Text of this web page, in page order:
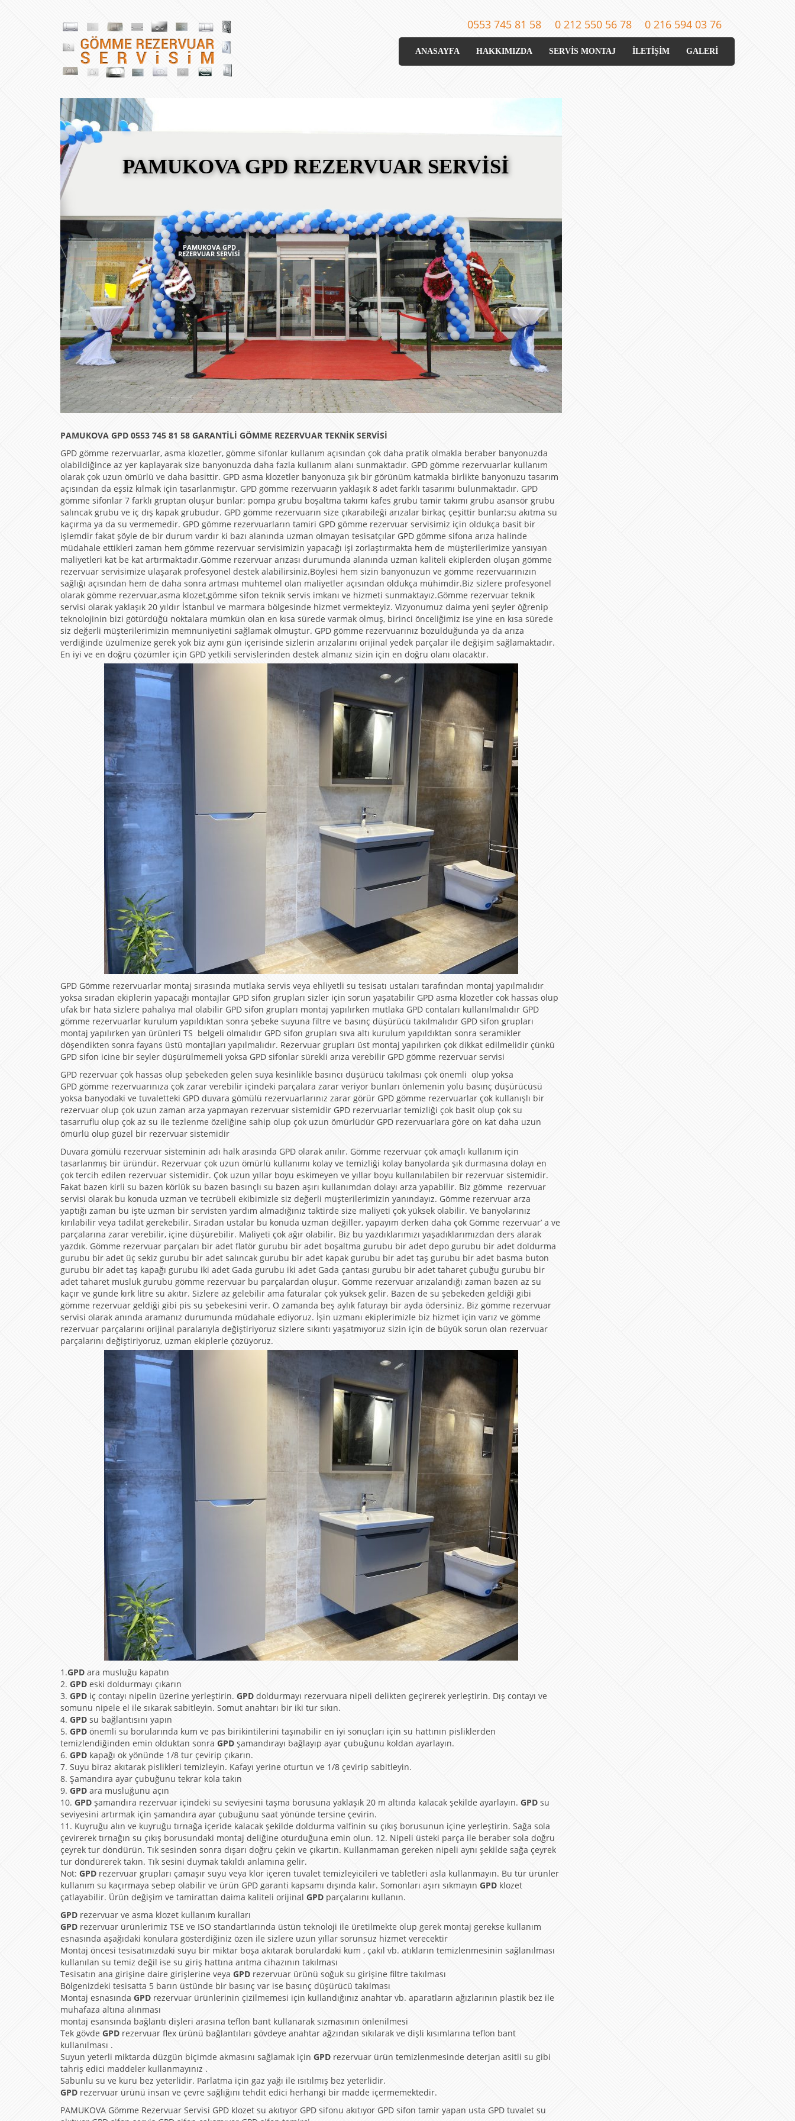
0553 745 81 58 0 212 550 56 78 0 216 594 03 76
ANASAYFA HAKKIMIZDA SERVİS MONTAJ İLETİŞİM GALERİ
PAMUKOVA GPD REZERVUAR SERVİSİ
PAMUKOVA GPD
REZERVUAR SERVİSİ
PAMUKOVA GPD 0553 745 81 58 GARANTİLİ GÖMME REZERVUAR TEKNİK SERVİSİ
GPD gömme rezervuarlar, asma klozetler, gömme sifonlar kullanım açısından çok daha pratik olmakla beraber banyonuzda
olabildiğince az yer kaplayarak size banyonuzda daha fazla kullanım alanı sunmaktadır. GPD gömme rezervuarlar kullanım
olarak çok uzun ömürlü ve daha basittir. GPD asma klozetler banyonuza şık bir görünüm katmakla birlikte banyonuzu tasarım
açısından da eşsiz kılmak için tasarlanmıştır. GPD gömme rezervuarın yaklaşık 8 adet farklı tasarımı bulunmaktadır. GPD
gömme sifonlar 7 farklı gruptan oluşur bunlar; pompa grubu boşaltma takımı kafes grubu tamir takımı grubu asansör grubu
salıncak grubu ve iç dış kapak grubudur. GPD gömme rezervuarın size çıkarabileği arızalar birkaç çeşittir bunlar;su akıtma su
kaçırma ya da su vermemedir. GPD gömme rezervuarların tamiri GPD gömme rezervuar servisimiz için oldukça basit bir
işlemdir fakat şöyle de bir durum vardır ki bazı alanında uzman olmayan tesisatçılar GPD gömme sifona arıza halinde
müdahale ettikleri zaman hem gömme rezervuar servisimizin yapacağı işi zorlaştırmakta hem de müşterilerimize yansıyan
maliyetleri kat be kat artırmaktadır.Gömme rezervuar arızası durumunda alanında uzman kaliteli ekiplerden oluşan gömme
rezervuar servisimize ulaşarak profesyonel destek alabilirsiniz.Böylesi hem sizin banyonuzun ve gömme rezervuarınızın
sağlığı açısından hem de daha sonra artması muhtemel olan maliyetler açısından oldukça mühimdir.Biz sizlere profesyonel
olarak gömme rezervuar,asma klozet,gömme sifon teknik servis imkanı ve hizmeti sunmaktayız.Gömme rezervuar teknik
servisi olarak yaklaşık 20 yıldır İstanbul ve marmara bölgesinde hizmet vermekteyiz. Vizyonumuz daima yeni şeyler öğrenip
teknolojinin bizi götürdüğü noktalara mümkün olan en kısa sürede varmak olmuş, birinci önceliğimiz ise yine en kısa sürede
siz değerli müşterilerimizin memnuniyetini sağlamak olmuştur. GPD gömme rezervuarınız bozulduğunda ya da arıza
verdiğinde üzülmenize gerek yok biz aynı gün içerisinde sizlerin arızalarını orijinal yedek parçalar ile değişim sağlamaktadır.
En iyi ve en doğru çözümler için GPD yetkili servislerinden destek almanız sizin için en doğru olanı olacaktır.
GPD Gömme rezervuarlar montaj sırasında mutlaka servis veya ehliyetli su tesisatı ustaları tarafından montaj yapılmalıdır
yoksa sıradan ekiplerin yapacağı montajlar GPD sifon grupları sizler için sorun yaşatabilir GPD asma klozetler cok hassas olup
ufak bır hata sizlere pahalıya mal olabilir GPD sifon grupları montaj yapılırken mutlaka GPD contaları kullanılmalıdır GPD
gömme rezervuarlar kurulum yapıldıktan sonra şebeke suyuna filtre ve basınç düşürücü takılmalıdır GPD sifon grupları
montaj yapılırken yan ürünleri TS belgeli olmalıdır GPD sifon grupları sıva altı kurulum yapıldıktan sonra seramikler
döşendikten sonra fayans üstü montajları yapılmalıdır. Rezervuar grupları üst montaj yapılırken çok dikkat edilmelidir çünkü
GPD sifon icine bir seyler düşürülmemeli yoksa GPD sifonlar sürekli arıza verebilir GPD gömme rezervuar servisi
GPD rezervuar çok hassas olup şebekeden gelen suya kesinlikle basıncı düşürücü takılması çok önemli olup yoksa
GPD gömme rezervuarınıza çok zarar verebilir içindeki parçalara zarar veriyor bunları önlemenin yolu basınç düşürücüsü
yoksa banyodaki ve tuvaletteki GPD duvara gömülü rezervuarlarınız zarar görür GPD gömme rezervuarlar çok kullanışlı bir
rezervuar olup çok uzun zaman arza yapmayan rezervuar sistemidir GPD rezervuarlar temizliği çok basit olup çok su
tasarruflu olup çok az su ile tezlenme özeliğine sahip olup çok uzun ömürlüdür GPD rezervuarlara göre on kat daha uzun
ömürlü olup güzel bir rezervuar sistemidir
Duvara gömülü rezervuar sisteminin adı halk arasında GPD olarak anılır. Gömme rezervuar çok amaçlı kullanım için
tasarlanmış bir üründür. Rezervuar çok uzun ömürlü kullanımı kolay ve temizliği kolay banyolarda şık durmasına dolayı en
çok tercih edilen rezervuar sistemidir. Çok uzun yıllar boyu eskimeyen ve yıllar boyu kullanılabilen bir rezervuar sistemidir.
Fakat bazen kirli su bazen körlük su bazen basınçlı su bazen aşırı kullanımdan dolayı arza yapabilir. Biz gömme rezervuar
servisi olarak bu konuda uzman ve tecrübeli ekibimizle siz değerli müşterilerimizin yanındayız. Gömme rezervuar arza
yaptığı zaman bu işte uzman bir servisten yardım almadığınız taktirde size maliyeti çok yüksek olabilir. Ve banyolarınız
kırılabilir veya tadilat gerekebilir. Sıradan ustalar bu konuda uzman değiller, yapayım derken daha çok Gömme rezervuar’ a ve
parçalarına zarar verebilir, içine düşürebilir. Maliyeti çok ağır olabilir. Biz bu yazdıklarımızı yaşadıklarımızdan ders alarak
yazdık. Gömme rezervuar parçaları bir adet flatör gurubu bir adet boşaltma gurubu bir adet depo gurubu bir adet doldurma
gurubu bir adet üç sekiz gurubu bir adet salıncak gurubu bir adet kapak gurubu bir adet taş gurubu bir adet basma buton
gurubu bir adet taş kapağı gurubu iki adet Gada gurubu iki adet Gada çantası gurubu bir adet taharet çubuğu gurubu bir
adet taharet musluk gurubu gömme rezervuar bu parçalardan oluşur. Gömme rezervuar arızalandığı zaman bazen az su
kaçır ve günde kırk litre su akıtır. Sizlere az gelebilir ama faturalar çok yüksek gelir. Bazen de su şebekeden geldiği gibi
gömme rezervuar geldiği gibi pis su şebekesini verir. O zamanda beş aylık faturayı bir ayda ödersiniz. Biz gömme rezervuar
servisi olarak anında aramanız durumunda müdahale ediyoruz. İşin uzmanı ekiplerimizle biz hizmet için varız ve gömme
rezervuar parçalarını orijinal paralarıyla değiştiriyoruz sizlere sıkıntı yaşatmıyoruz sizin için de büyük sorun olan rezervuar
parçalarını değiştiriyoruz, uzman ekiplerle çözüyoruz.
1.GPD ara musluğu kapatın
2. GPD eski doldurmayı çıkarın
3. GPD iç contayı nipelin üzerine yerleştirin. GPD doldurmayı rezervuara nipeli delikten geçirerek yerleştirin. Dış contayı ve
somunu nipele el ile sıkarak sabitleyin. Somut anahtarı bir iki tur sıkın.
4. GPD su bağlantısını yapın
5. GPD önemli su borularında kum ve pas birikintilerini taşınabilir en iyi sonuçları için su hattının pisliklerden
temizlendiğinden emin olduktan sonra GPD şamandırayı bağlayıp ayar çubuğunu koldan ayarlayın.
6. GPD kapağı ok yönünde 1/8 tur çevirip çıkarın.
7. Suyu biraz akıtarak pislikleri temizleyin. Kafayı yerine oturtun ve 1/8 çevirip sabitleyin.
8. Şamandıra ayar çubuğunu tekrar kola takın
9. GPD ara musluğunu açın
10. GPD şamandıra rezervuar içindeki su seviyesini taşma borusuna yaklaşık 20 m altında kalacak şekilde ayarlayın. GPD su
seviyesini artırmak için şamandıra ayar çubuğunu saat yönünde tersine çevirin.
11. Kuyruğu alın ve kuyruğu tırnağa içeride kalacak şekilde doldurma valfinin su çıkış borusunun içine yerleştirin. Sağa sola
çevirerek tırnağın su çıkış borusundaki montaj deliğine oturduğuna emin olun. 12. Nipeli üsteki parça ile beraber sola doğru
çeyrek tur döndürün. Tık sesinden sonra dışarı doğru çekin ve çıkartın. Kullanmaman gereken nipeli aynı şekilde sağa çeyrek
tur döndürerek takın. Tık sesini duymak takıldı anlamına gelir.
Not: GPD rezervuar grupları çamaşır suyu veya klor içeren tuvalet temizleyicileri ve tabletleri asla kullanmayın. Bu tür ürünler
kullanım su kaçırmaya sebep olabilir ve ürün GPD garanti kapsamı dışında kalır. Somonları aşırı sıkmayın GPD klozet
çatlayabilir. Ürün değişim ve tamirattan daima kaliteli orijinal GPD parçalarını kullanın.
GPD rezervuar ve asma klozet kullanım kuralları
GPD rezervuar ürünlerimiz TSE ve ISO standartlarında üstün teknoloji ile üretilmekte olup gerek montaj gerekse kullanım
esnasında aşağıdaki konulara gösterdiğiniz özen ile sizlere uzun yıllar sorunsuz hizmet verecektir
Montaj öncesi tesisatınızdaki suyu bir miktar boşa akıtarak borulardaki kum , çakıl vb. atıkların temizlenmesinin sağlanılması
kullanılan su temiz değil ise su giriş hattına arıtma cihazının takılması
Tesisatın ana girişine daire girişlerine veya GPD rezervuar ürünü soğuk su girişine filtre takılması
Bölgenizdeki tesisatta 5 barın üstünde bir basınç var ise basınç düşürücü takılması
Montaj esnasında GPD rezervuar ürünlerinin çizilmemesi için kullandığınız anahtar vb. aparatların ağızlarının plastik bez ile
muhafaza altına alınması
montaj esansında bağlantı dişleri arasına teflon bant kullanarak sızmasının önlenilmesi
Tek gövde GPD rezervuar flex ürünü bağlantıları gövdeye anahtar ağzından sıkılarak ve dişli kısımlarına teflon bant
kullanılması .
Suyun yeterli miktarda düzgün biçimde akmasını sağlamak için GPD rezervuar ürün temizlenmesinde deterjan asitli su gibi
tahriş edici maddeler kullanmayınız .
Sabunlu su ve kuru bez yeterlidir. Parlatma için gaz yağı ile ısıtılmış bez yeterlidir.
GPD rezervuar ürünü insan ve çevre sağlığını tehdit edici herhangi bir madde içermemektedir.
PAMUKOVA Gömme Rezervuar Servisi GPD klozet su akıtıyor GPD sifonu akıtıyor GPD sifon tamir yapan usta GPD tuvalet su